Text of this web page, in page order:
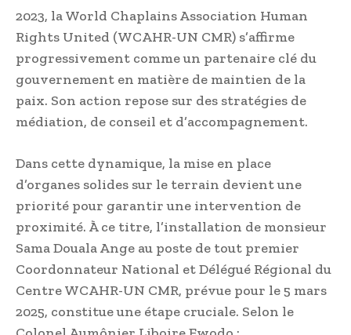
2023, la World Chaplains Association Human
Rights United (WCAHR-UN CMR) s’affirme
progressivement comme un partenaire clé du
gouvernement en matière de maintien de la
paix. Son action repose sur des stratégies de
médiation, de conseil et d’accompagnement.
Dans cette dynamique, la mise en place
d’organes solides sur le terrain devient une
priorité pour garantir une intervention de
proximité. À ce titre, l’installation de monsieur
Sama Douala Ange au poste de tout premier
Coordonnateur National et Délégué Régional du
Centre WCAHR-UN CMR, prévue pour le 5 mars
2025, constitue une étape cruciale. Selon le